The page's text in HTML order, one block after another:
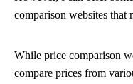
comparison websites
While price comparison
compare prices from